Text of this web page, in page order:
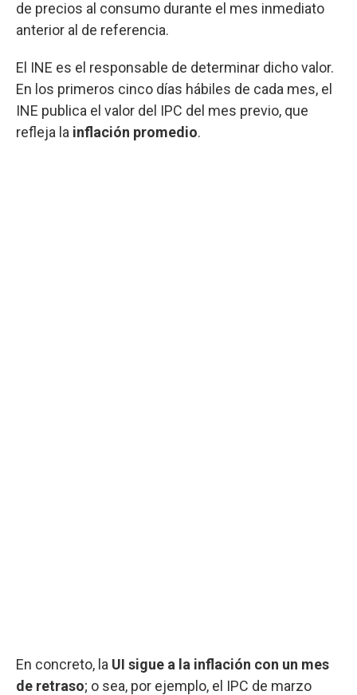
de precios al consumo durante el mes inmediato
anterior al de referencia.
El INE es el responsable de determinar dicho valor.
En los primeros cinco días hábiles de cada mes, el
INE publica el valor del IPC del mes previo, que
refleja la inflación promedio.
En concreto, la UI sigue a la inflación con un mes
de retraso; o sea, por ejemplo, el IPC de marzo